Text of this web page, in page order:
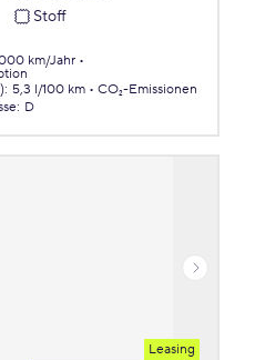
Stoff
km/Jahr
: 5,3 l/100 km
CO₂-Emissionen
: D
Leasing